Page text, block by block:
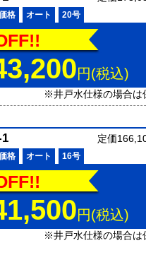
格 オート 20号
円(税込)
※井戸水仕様の場合は
定価
格 オート 16号
円(税込)
※井戸水仕様の場合は